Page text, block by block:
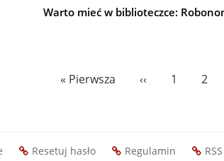
Warto mieć w biblioteczce:
Pierwsza
« Pierwsza
Poprzednia
‹‹ Page
1 Page
2
Resetuj hasło Regulamin RSS